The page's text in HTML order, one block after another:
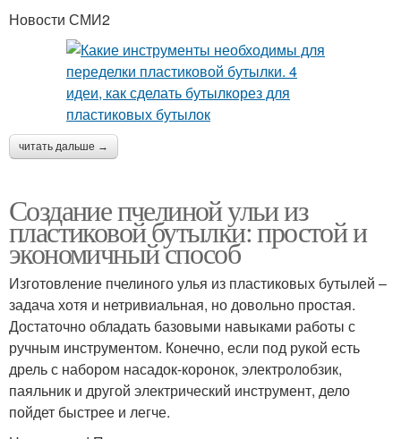
Новости СМИ2
читать дальше →
Создание пчелиной ульи из
пластиковой бутылки: простой и
экономичный способ
Изготовление пчелиного улья из пластиковых бутылей –
задача хотя и нетривиальная, но довольно простая.
Достаточно обладать базовыми навыками работы с
ручным инструментом. Конечно, если под рукой есть
дрель с набором насадок-коронок, электролобзик,
паяльник и другой электрический инструмент, дело
пойдет быстрее и легче.